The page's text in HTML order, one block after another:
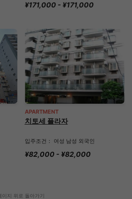
¥171,000 - ¥171,000
APARTMENT
치토세 플라자
입주조건： 여성 남성 외국인
¥82,000 - ¥82,000